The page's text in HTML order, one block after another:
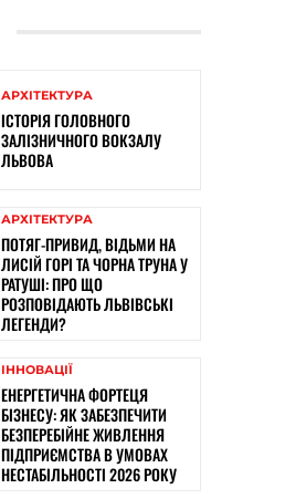
АРХІТЕКТУРА
ІСТОРІЯ ГОЛОВНОГО
ЗАЛІЗНИЧНОГО ВОКЗАЛУ
ЛЬВОВА
АРХІТЕКТУРА
ПОТЯГ-ПРИВИД, ВІДЬМИ НА
ЛИСІЙ ГОРІ ТА ЧОРНА ТРУНА У
РАТУШІ: ПРО ЩО
РОЗПОВІДАЮТЬ ЛЬВІВСЬКІ
ЛЕГЕНДИ?
ІННОВАЦІЇ
ЕНЕРГЕТИЧНА ФОРТЕЦЯ
БІЗНЕСУ: ЯК ЗАБЕЗПЕЧИТИ
БЕЗПЕРЕБІЙНЕ ЖИВЛЕННЯ
ПІДПРИЄМСТВА В УМОВАХ
НЕСТАБІЛЬНОСТІ 2026 РОКУ